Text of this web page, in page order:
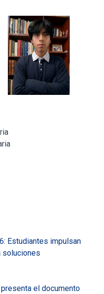
Primaria
Estudiantes impulsan
soluciones
el documento